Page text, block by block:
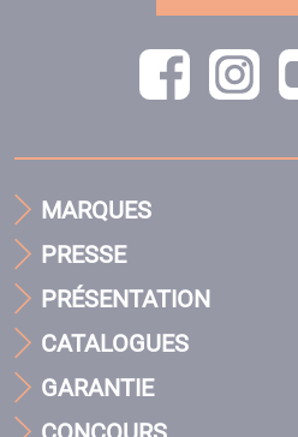
MARQUES
PRESSE
PRÉSENTATION
CATALOGUES
GARANTIE